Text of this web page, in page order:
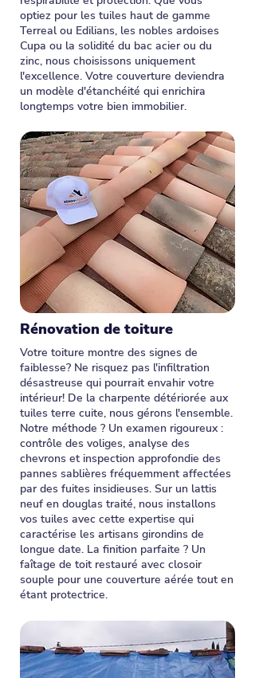
optiez pour les tuiles haut de gamme
Terreal ou Edilians, les nobles ardoises
Cupa ou la solidité du bac acier ou du
zinc, nous choisissons uniquement
l'excellence. Votre couverture deviendra
un modèle d'étanchéité qui enrichira
longtemps votre bien immobilier.
Rénovation de toiture
Votre toiture montre des signes de
faiblesse? Ne risquez pas l'infiltration
désastreuse qui pourrait envahir votre
intérieur! De la charpente détériorée aux
tuiles terre cuite, nous gérons l'ensemble.
Notre méthode ? Un examen rigoureux :
contrôle des voliges, analyse des
chevrons et inspection approfondie des
pannes sablières fréquemment affectées
par des fuites insidieuses. Sur un lattis
neuf en douglas traité, nous installons
vos tuiles avec cette expertise qui
caractérise les artisans girondins de
longue date. La finition parfaite ? Un
faîtage de toit restauré avec closoir
souple pour une couverture aérée tout en
étant protectrice.